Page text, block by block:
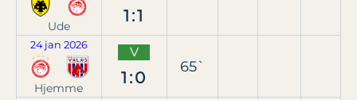
Ude
1:1
24 jan 2026
Hjemme
V
1:0
65`